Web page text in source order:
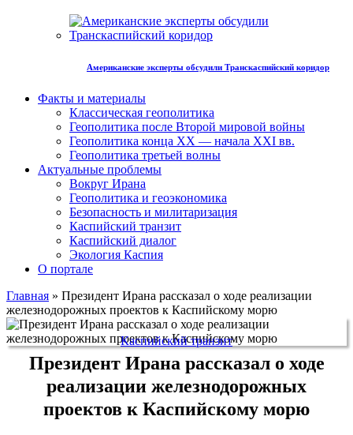
Американские эксперты обсудили Транскаспийский коридор
Факты и материалы
Классическая геополитика
Геополитика после Второй мировой войны
Геополитика конца XX — начала XXI вв.
Геополитика третьей волны
Актуальные проблемы
Вокруг Ирана
Геополитика и геоэкономика
Безопасность и милитаризация
Каспийский транзит
Каспийский диалог
Экология Каспия
О портале
Главная » Президент Ирана рассказал о ходе реализации
железнодорожных проектов к Каспийскому морю
Каспийский транзит
Президент Ирана рассказал о ходе
реализации железнодорожных
проектов к Каспийскому морю